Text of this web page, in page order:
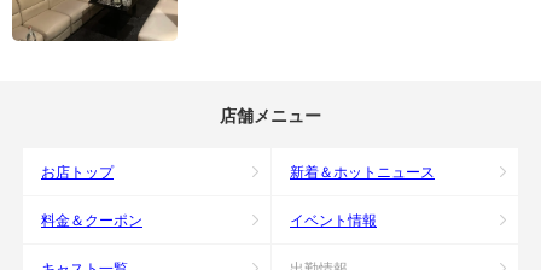
店舗メニュー
お店トップ 新着＆ホットニュース
料金＆クーポン イベント情報